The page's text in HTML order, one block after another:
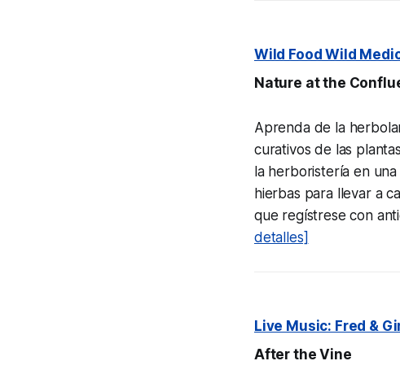
Wild Food Wild
Nature at the
Aprenda de la
curativos de las
la herboristería en
hierbas para llevar a
que regístrese con
detalles]
Live Music: Fred &
After the Vine